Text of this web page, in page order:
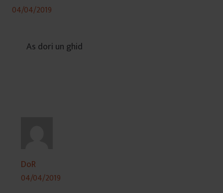
04/04/2019
As dori un ghid
DoR
04/04/2019